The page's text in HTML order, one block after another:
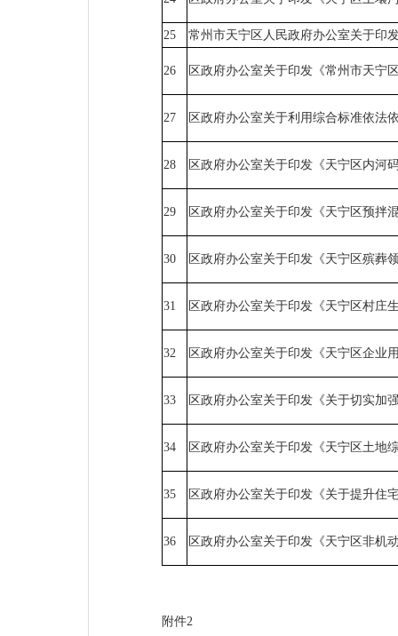
25 常州市天宁区人民政府办公室关于印
26 区政府办公室关于印发《常州市天宁
27 区政府办公室关于利用综合标准依法
28 区政府办公室关于印发《天宁区内河
29 区政府办公室关于印发《天宁区预拌
30 区政府办公室关于印发《天宁区殡葬
31 区政府办公室关于印发《天宁区村庄
32 区政府办公室关于印发《天宁区企业
33 区政府办公室关于印发《关于切实加
34 区政府办公室关于印发《天宁区土地
35 区政府办公室关于印发《关于提升住
36 区政府办公室关于印发《天宁区非机
附件2